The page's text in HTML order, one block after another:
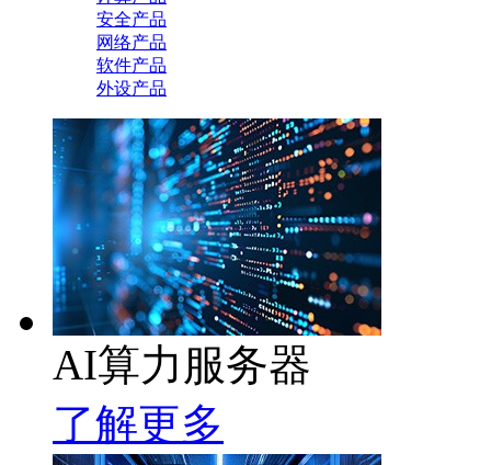
安全产品
网络产品
软件产品
外设产品
AI算力服务器
了解更多